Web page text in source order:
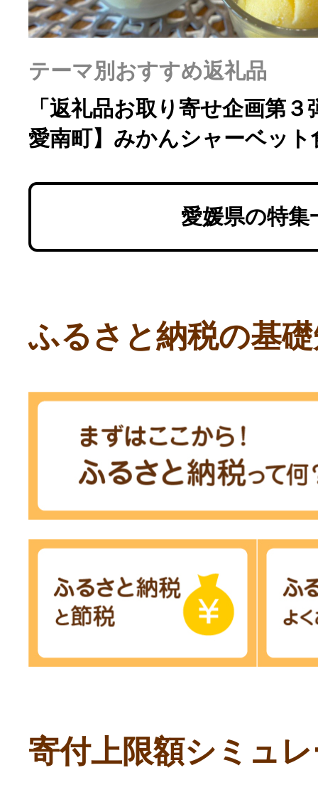
ふるさと納税の基礎知識
10秒ぴったり診断
自治体直営サイト特集
よくあるご質問
テーマ別おすすめ返礼品
「返礼品お取り寄せ企画第３
愛南町】みかんシャーベット
愛媛県の特集
ふるさと納税の基
寄付上限額シミュ